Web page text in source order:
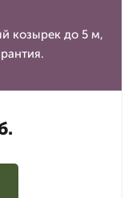
козырек до 5 м,